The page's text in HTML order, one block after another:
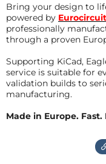
Bring your design to
powered by
professionally
through a proven
Supporting KiCad,
service is suitable for
validation builds to
manufacturing.
Made in Europe.